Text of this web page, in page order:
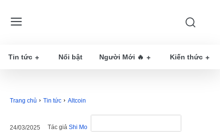
Tin tức Nổi bật Người Mới 🔥 Kiến thức
Trang chủ Tin tức Altcoin
24/03/2025 Tác giả Shi Mo